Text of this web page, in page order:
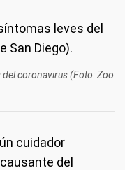
coronavirus (Foto: Zoo
cuidador
del